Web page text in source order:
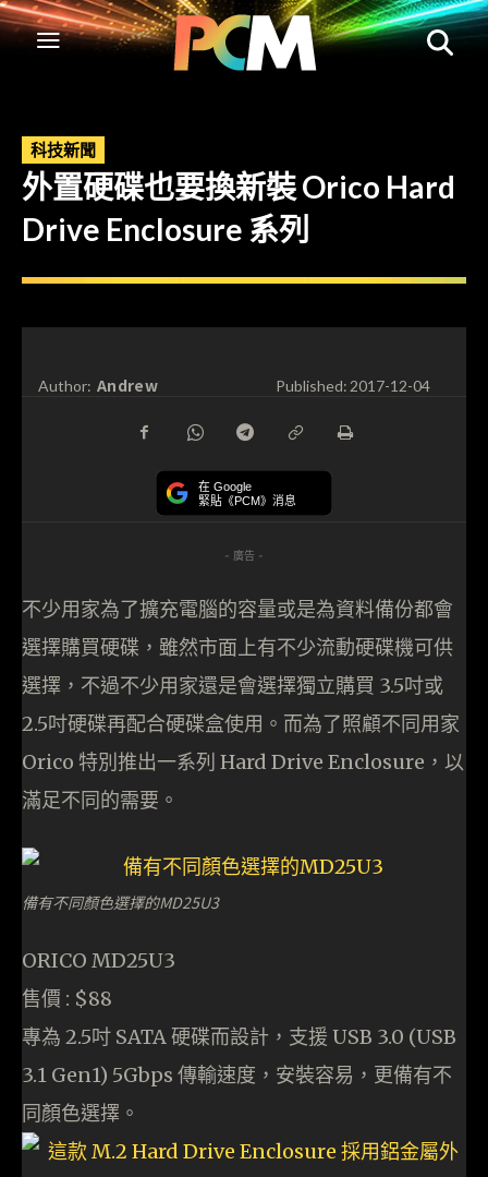
科技新聞
外置硬碟也要換新裝 Orico Hard
Drive Enclosure 系列
Author: Andrew Published:2017-12-04
在 Google
緊貼《PCM》消息
- 廣告 -
不少用家為了擴充電腦的容量或是為資料備份都會
選擇購買硬碟，雖然市面上有不少流動硬碟機可供
選擇，不過不少用家還是會選擇獨立購買 3.5吋或
2.5吋硬碟再配合硬碟盒使用。而為了照顧不同用家
Orico 特別推出一系列 Hard Drive Enclosure，以
滿足不同的需要。
備有不同顏色選擇的MD25U3
ORICO MD25U3
售價 : $88
專為 2.5吋 SATA 硬碟而設計，支援 USB 3.0 (USB
3.1 Gen1) 5Gbps 傳輸速度，安裝容易，更備有不
同顏色選擇。